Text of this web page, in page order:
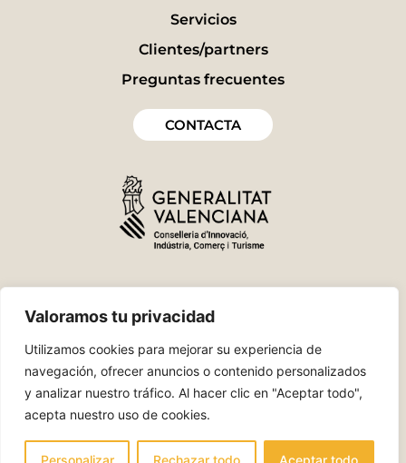
Valoramos tu privacidad
Utilizamos cookies para mejorar su experiencia de
navegación, ofrecer anuncios o contenido personalizados
y analizar nuestro tráfico. Al hacer clic en "Aceptar todo",
acepta nuestro uso de cookies.
Personalizar Rechazar todo Aceptar todo
Servicios
Clientes/partners
Preguntas frecuentes
CONTACTA
Política de PrivacidadPolítica de cookies